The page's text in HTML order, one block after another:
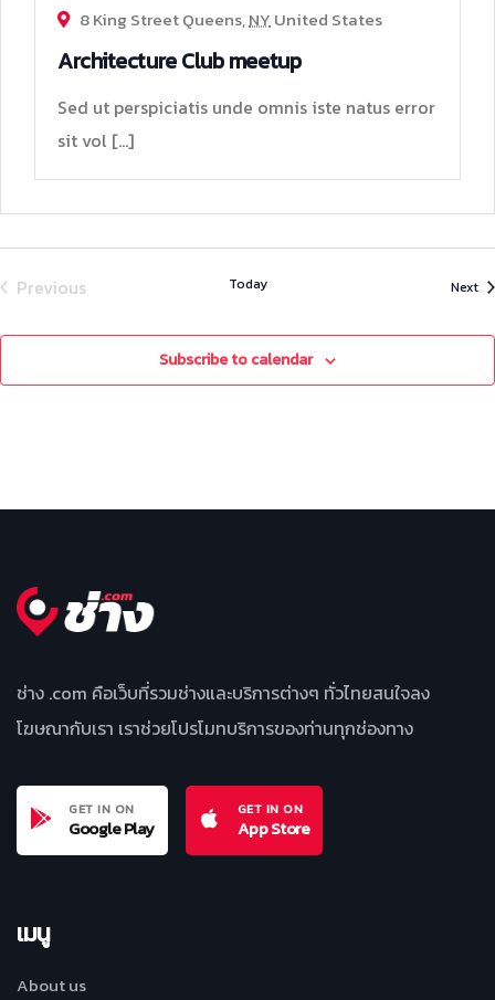
8 King Street Queens,NYUnited States
Architecture Club meetup
Sed ut perspiciatis unde omnis iste natus error
sit vol […]
Previous
Today Next
Subscribe to calendar
ช่าง .com คือเว็บที่รวมช่างและบริการต่างๆ ทั่วไทยสนใจลง
โฆษณากับเรา เราช่วยโปรโมทบริการของท่านทุกช่องทาง
GET IN ON
Google Play
GET IN ON
App Store
เมนู
About us